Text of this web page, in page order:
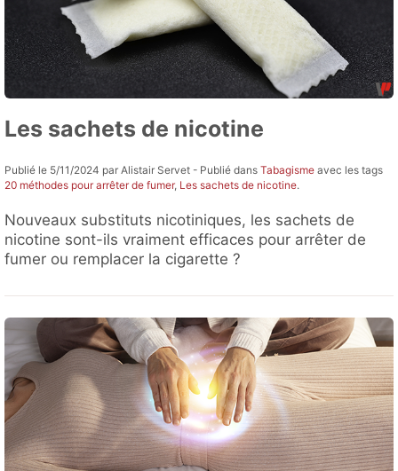
Les sachets de nicotine
Publié le 5/11/2024 par Alistair Servet - Publié dans Tabagisme avec les tags
20 méthodes pour arrêter de fumer, Les sachets de nicotine.
Nouveaux substituts nicotiniques, les sachets de
nicotine sont-ils vraiment efficaces pour arrêter de
fumer ou remplacer la cigarette ?